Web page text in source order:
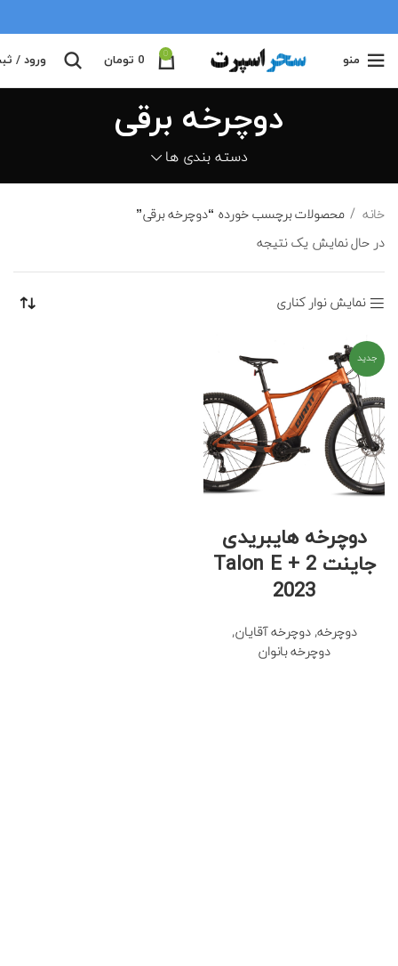
منو 0
0 تومان ورود /
دوچرخه برقی
دسته بندی ها
خانه
محصولات برچسب خورده “دوچرخه برقی”
در حال نمایش یک نتیجه
نمایش نوار کناری
جدید
دوچرخه هایبریدی
جاینت Talon E + 2
2023
دوچرخه,دوچرخه آقایان,
دوچرخه بانوان